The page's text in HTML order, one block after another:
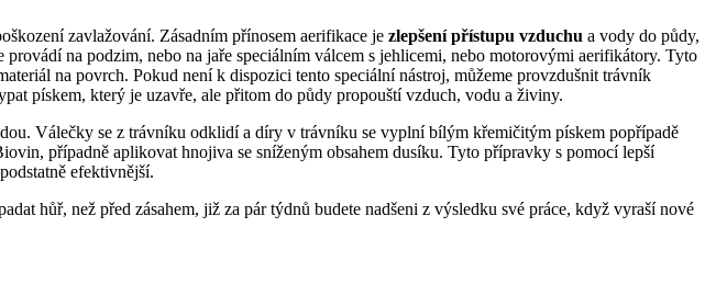
zavlažování. Zásadním přínosem aerifikace je zlepšení přístupu vzduchu a vody do půdy,
provádí na podzim, nebo na jaře speciálním válcem s jehlicemi, nebo motorovými aerifikátory. Tyto
na povrch. Pokud není k dispozici tento speciální nástroj, můžeme provzdušnit trávník
pískem, který je uzavře, ale přitom do půdy propouští vzduch, vodu a živiny.
Válečky se z trávníku odklidí a díry v trávníku se vyplní bílým křemičitým pískem popřípadě
případně aplikovat hnojiva se sníženým obsahem dusíku. Tyto přípravky s pomocí lepší
efektivnější.
hůř, než před zásahem, již za pár týdnů budete nadšeni z výsledku své práce, když vyraší nové